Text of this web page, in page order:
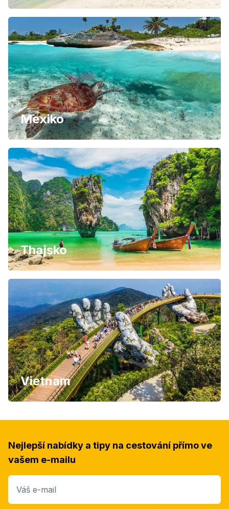
Mexiko
Thajsko
Vietnam
Nejlepší nabídky a tipy na cestování přímo ve
vašem e-mailu
Váš e-mail